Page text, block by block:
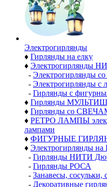
Электро­гирлянды
♦ Гирлянды на елку
♦ Электрогирлянды
- Электрогирлянды
- Электрогирлянды с
- Гирлянды с
♦ Гирлянды
♦ Гирлянды со
♦ РЕТРО ЛАМПЫ
лампами
♦ ФИГУРНЫЕ
♦ Электрогирлянды
- Гирлянды НИТИ
- Гирлянды РОСА
- Занавесы, сосульки,
- Декоративные